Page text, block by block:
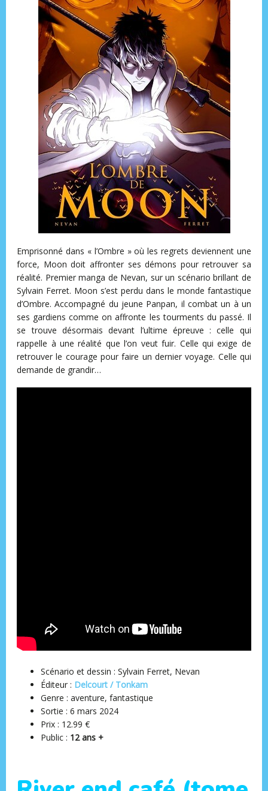
Emprisonné dans « l’Ombre » où les regrets deviennent une
force, Moon doit affronter ses démons pour retrouver sa
réalité. Premier manga de Nevan, sur un scénario brillant de
Sylvain Ferret. Moon s’est perdu dans le monde fantastique
d’Ombre. Accompagné du jeune Panpan, il combat un à un
ses gardiens comme on affronte les tourments du passé. Il
se trouve désormais devant l’ultime épreuve : celle qui
rappelle à une réalité que l’on veut fuir. Celle qui exige de
retrouver le courage pour faire un dernier voyage. Celle qui
demande de grandir…
Scénario et dessin : Sylvain Ferret, Nevan
Éditeur ‏: Delcourt / Tonkam
Genre : aventure, fantastique
Sortie : 6 mars 2024
Prix : 12.99 €
Public : 12 ans +